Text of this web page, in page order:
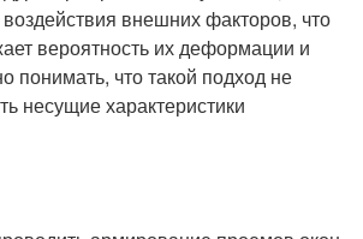
внешних факторов, что
вероятность их деформации и
понимать, что такой подход не
несущие характеристики